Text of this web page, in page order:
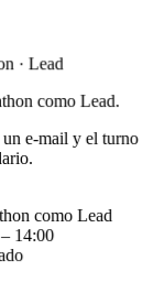
· Lead
como Lead.
e-mail y el turno
como Lead
14:00